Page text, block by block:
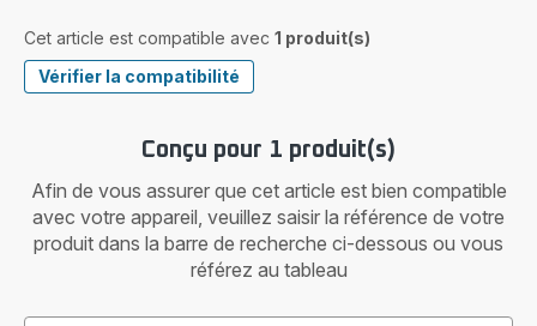
Cet article est compatible avec 1 produit(s)
Vérifier la compatibilité
Conçu pour 1 produit(s)
Afin de vous assurer que cet article est bien compatible
avec votre appareil, veuillez saisir la référence de votre
produit dans la barre de recherche ci-dessous ou vous
référez au tableau